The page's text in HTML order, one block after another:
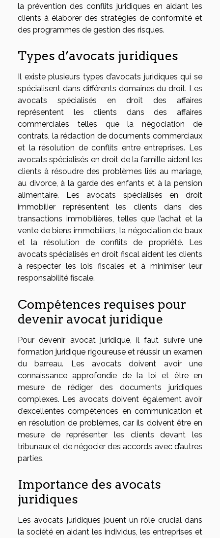
la prévention des conflits juridiques en aidant les
clients à élaborer des stratégies de conformité et
des programmes de gestion des risques.
Types d’avocats juridiques
Il existe plusieurs types d’avocats juridiques qui se
spécialisent dans différents domaines du droit. Les
avocats spécialisés en droit des affaires
représentent les clients dans des affaires
commerciales telles que la négociation de
contrats, la rédaction de documents commerciaux
et la résolution de conflits entre entreprises. Les
avocats spécialisés en droit de la famille aident les
clients à résoudre des problèmes liés au mariage,
au divorce, à la garde des enfants et à la pension
alimentaire. Les avocats spécialisés en droit
immobilier représentent les clients dans des
transactions immobilières, telles que l’achat et la
vente de biens immobiliers, la négociation de baux
et la résolution de conflits de propriété. Les
avocats spécialisés en droit fiscal aident les clients
à respecter les lois fiscales et à minimiser leur
responsabilité fiscale.
Compétences requises pour
devenir avocat juridique
Pour devenir avocat juridique, il faut suivre une
formation juridique rigoureuse et réussir un examen
du barreau. Les avocats doivent avoir une
connaissance approfondie de la loi et être en
mesure de rédiger des documents juridiques
complexes. Les avocats doivent également avoir
d’excellentes compétences en communication et
en résolution de problèmes, car ils doivent être en
mesure de représenter les clients devant les
tribunaux et de négocier des accords avec d’autres
parties.
Importance des avocats
juridiques
Les avocats juridiques jouent un rôle crucial dans
la société en aidant les individus, les entreprises et